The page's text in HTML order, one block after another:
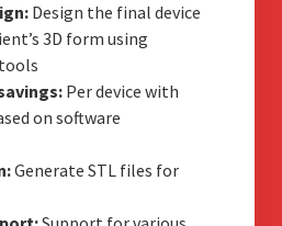
Design the final device
3D form using
Per device with
on software
Generate STL files for